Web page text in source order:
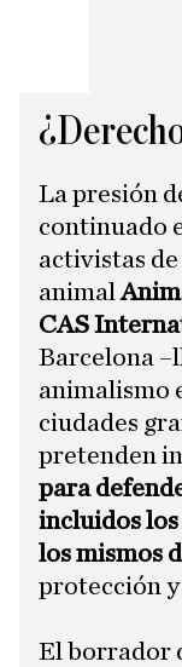
La presión
continuado
activistas
animal
CAS
Barcelona
animalismo
ciudades
pretenden
para
incluidos los
los mismos
protección
El borrador